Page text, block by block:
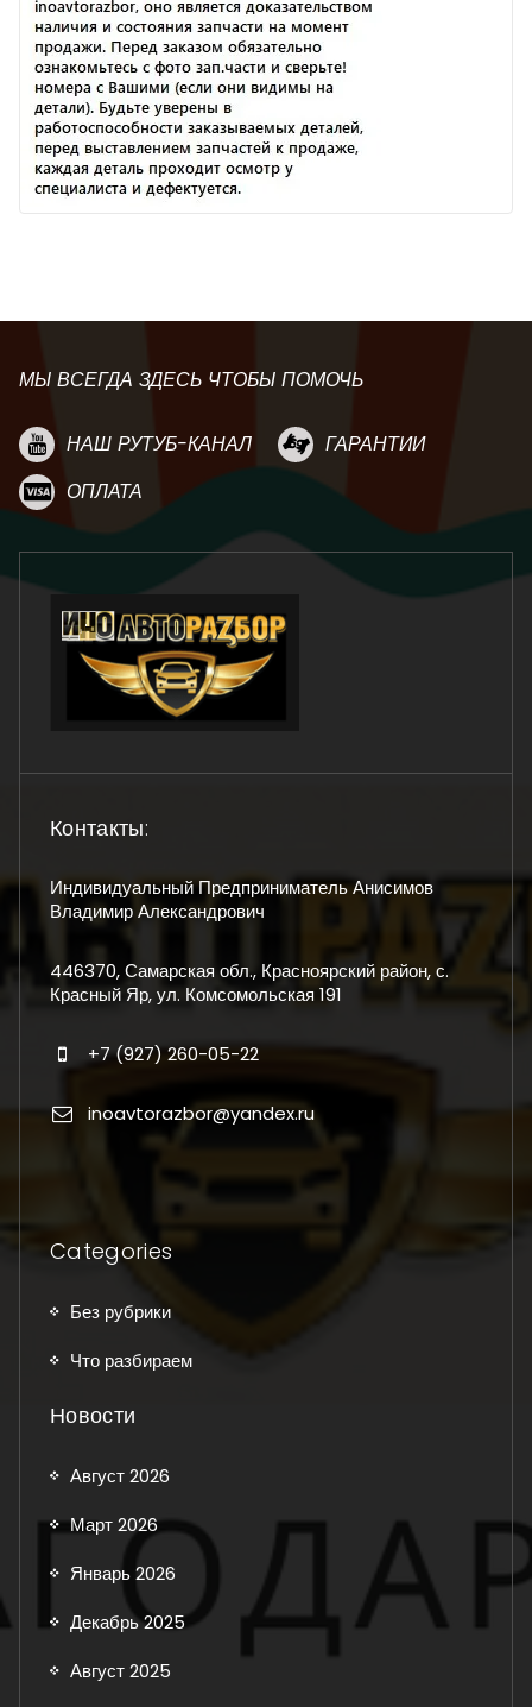
МЫ ВСЕГДА ЗДЕСЬ ЧТОБЫ ПОМОЧЬ
НАШ РУТУБ-КАНАЛ
ГАРАНТИИ
ОПЛАТА
Контакты:
Индивидуальный Предприниматель Анисимов
Владимир Александрович
446370, Самарская обл., Красноярский район, с.
Красный Яр, ул. Комсомольская 191
+7 (927) 260-05-22
inoavtorazbor@yandex.ru
Categories
Без рубрики
Что разбираем
Новости
Август 2026
Март 2026
Январь 2026
Декабрь 2025
Август 2025